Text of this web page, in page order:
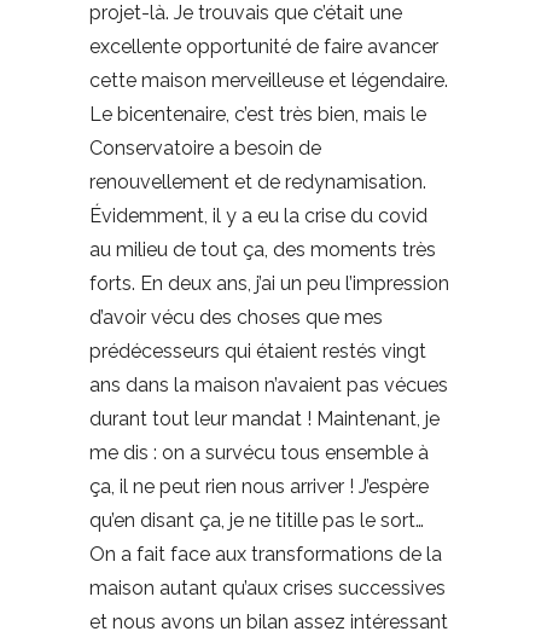
projet-là. Je trouvais que c’était une
excellente opportunité de faire avancer
cette maison merveilleuse et légendaire.
Le bicentenaire, c’est très bien, mais le
Conservatoire a besoin de
renouvellement et de redynamisation.
Évidemment, il y a eu la crise du covid
au milieu de tout ça, des moments très
forts. En deux ans, j’ai un peu l’impression
d’avoir vécu des choses que mes
prédécesseurs qui étaient restés vingt
ans dans la maison n’avaient pas vécues
durant tout leur mandat ! Maintenant, je
me dis : on a survécu tous ensemble à
ça, il ne peut rien nous arriver ! J’espère
qu’en disant ça, je ne titille pas le sort…
On a fait face aux transformations de la
maison autant qu’aux crises successives
et nous avons un bilan assez intéressant